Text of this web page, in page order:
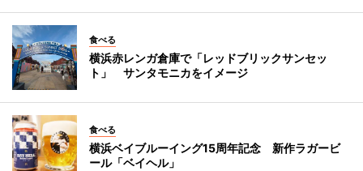
食べる
横浜赤レンガ倉庫で「レッドブリックサンセッ
ト」 サンタモニカをイメージ
食べる
横浜ベイブルーイング15周年記念 新作ラガービ
ール「ベイヘル」